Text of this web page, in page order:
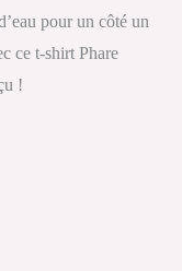
pour un côté un
ce t-shirt Phare
!